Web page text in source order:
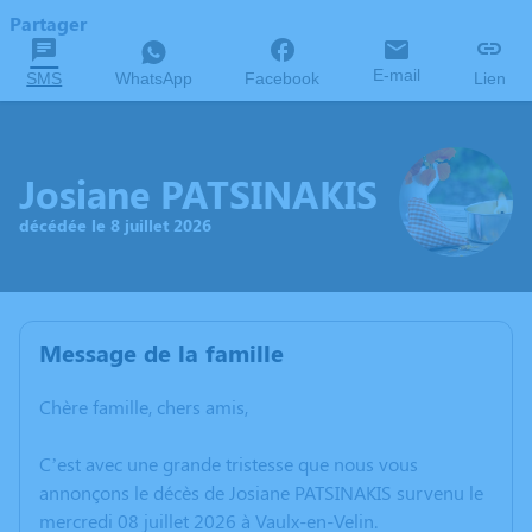
Partager
SMS WhatsApp Facebook E-mail Lien
Josiane PATSINAKIS
décédée le 8 juillet 2026
Message de la famille
Chère famille, chers amis,
C’est avec une grande tristesse que nous vous
annonçons le décès de Josiane PATSINAKIS survenu le
mercredi 08 juillet 2026 à Vaulx-en-Velin.